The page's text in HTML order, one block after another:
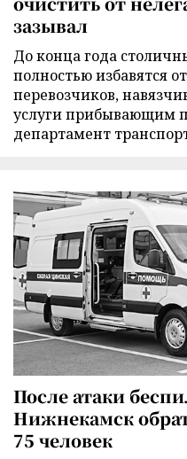
зазывал
До конца года
полностью избавятся
перевозчиков,
услуги прибывающим
департамент
После атаки
Нижнекамск
75 человек